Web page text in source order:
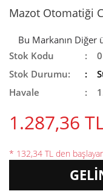
Mazot Otomatiği
Bu Markanın Diğer
Stok Kodu
Stok Durumu:
Havale
1.287,36
* 132,34 TL den